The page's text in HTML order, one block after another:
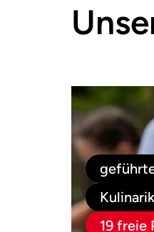
Kulinarik
19 freie